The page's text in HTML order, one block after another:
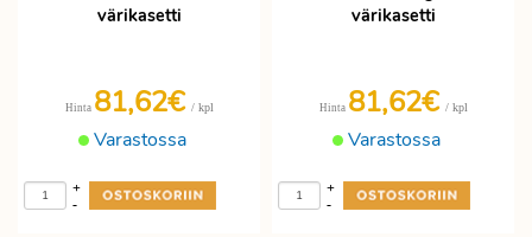
värikasetti
Varastossa
Hinta 81,62€ / kpl
-
+
värikasetti
Varastossa
Hinta 81,62€ / kpl
-
+